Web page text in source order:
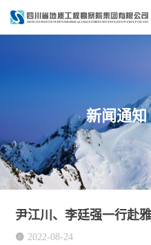
新闻通知
尹江川、李廷强一行赴
 2022-08-24